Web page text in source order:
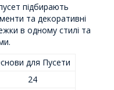
підбирають
та декоративні
в одному стилі та
для Пусети
24